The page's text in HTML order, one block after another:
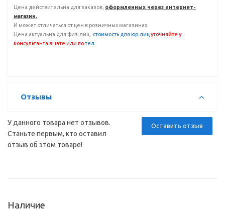
Цена действительна для заказов, оформленных через интернет-
магазин.
И может отличаться от цен в розничных магазинах
Цена актуальна для физ.лиц,
стоимость для юр.лиц уточняйте у
консультанта в чате или потел
Отзывы
Оставить отзыв
У данного товара нет отзывов.
Станьте первым, кто оставил
отзыв об этом товаре!
Наличие